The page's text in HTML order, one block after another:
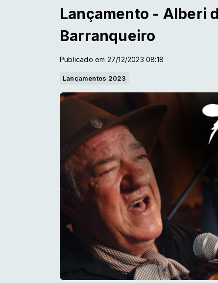
Lançamento - Alberi
Barranqueiro
Publicado em 27/12/2023 08:18
Lançamentos 2023